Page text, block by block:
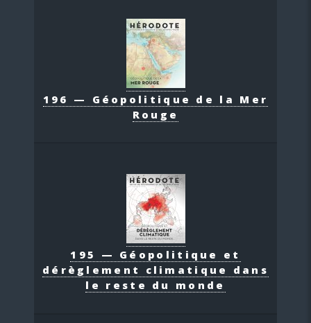
196 — Géopolitique de la Mer
Rouge
195 — Géopolitique et
dérèglement climatique dans
le reste du monde